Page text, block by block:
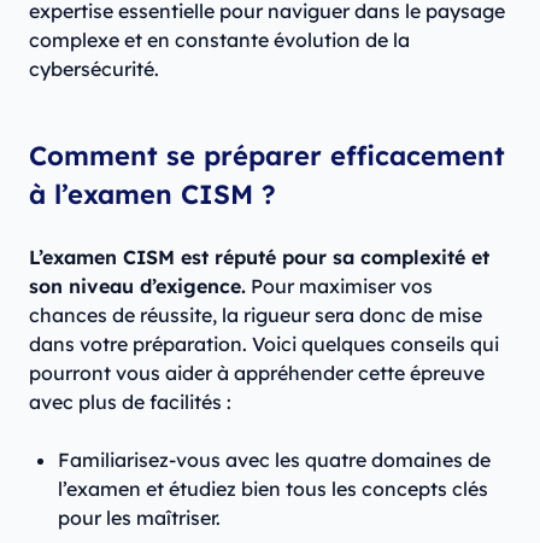
expertise essentielle pour naviguer dans le paysage
complexe et en constante évolution de la
cybersécurité.
Comment se préparer efficacement
à l’examen CISM ?
L’examen CISM est réputé pour sa complexité et
son niveau d’exigence. Pour maximiser vos
chances de réussite, la rigueur sera donc de mise
dans votre préparation. Voici quelques conseils qui
pourront vous aider à appréhender cette épreuve
avec plus de facilités :
Familiarisez-vous avec les quatre domaines de
l’examen et étudiez bien tous les concepts clés
pour les maîtriser.